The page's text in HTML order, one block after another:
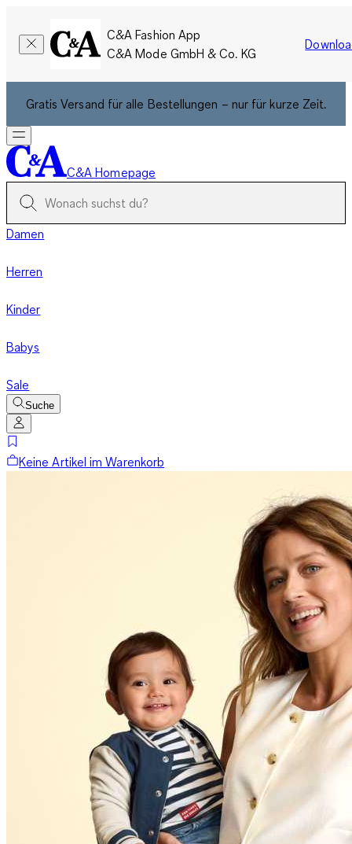
C&A Fashion App
C&A Mode GmbH & Co. KG
Gratis Versand für alle Bestellungen – nur für kurze Zeit.
C&A Homepage
Damen
Herren
Kinder
Babys
Sale
Suche
Keine Artikel im Warenkorb